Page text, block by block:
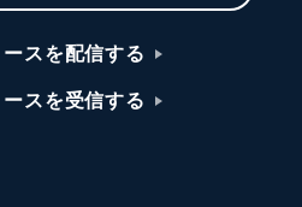
スを配信する
スを受信する